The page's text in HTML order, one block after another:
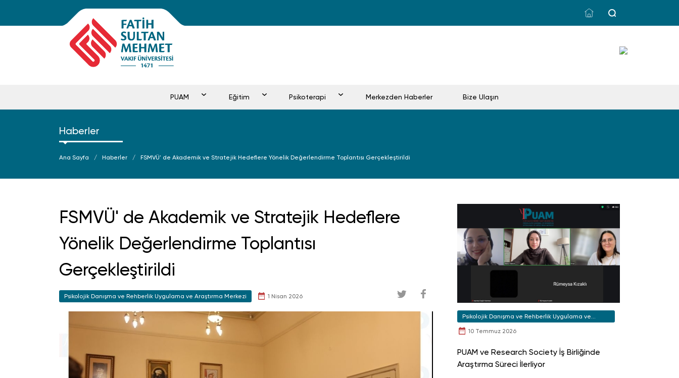
PUAM Eğitim Psikoterapi Merkezden Haberler Bize Ulaşın
Haberler
Ana Sayfa Haberler FSMVÜ' de Akademik ve Stratejik Hedeflere Yönelik Değerlendirme Toplantısı Gerçekleştirildi
FSMVÜ' de Akademik ve Stratejik Hedeflere
Yönelik Değerlendirme Toplantısı
Gerçekleştirildi
Psikolojik Danışma ve Rehberlik Uygulama ve Araştırma Merkezi 1 Nisan 2026
Psikolojik Danışma ve Rehberlik Uygulama ve
10 Temmuz 2026
PUAM ve Research Society İş Birliğinde
Araştırma Süreci İlerliyor